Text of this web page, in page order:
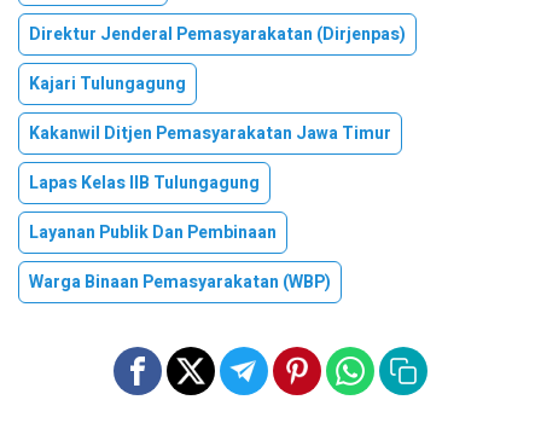
Direktur Jenderal Pemasyarakatan (Dirjenpas)
Kajari Tulungagung
Kakanwil Ditjen Pemasyarakatan Jawa Timur
Lapas Kelas IIB Tulungagung
Layanan Publik Dan Pembinaan
Warga Binaan Pemasyarakatan (WBP)